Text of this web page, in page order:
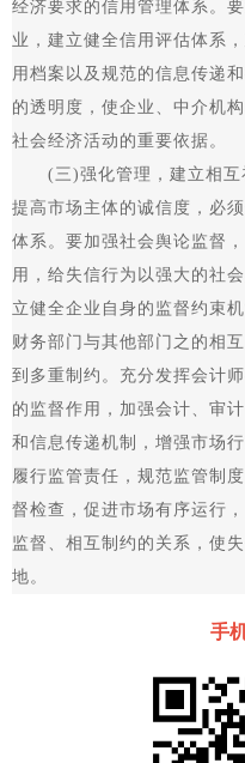
经济要求的信用管理体系。
业，建立健全信用评估体系
用档案以及规范的信息传递
的透明度，使企业、中介机
社会经济活动的重要依据。
(三)强化管理，建立相互
提高市场主体的诚信度，必
体系。要加强社会舆论监督
用，给失信行为以强大的社
立健全企业自身的监督约束
财务部门与其他部门之的相
到多重制约。充分发挥会计
的监督作用，加强会计、审
和信息传递机制，增强市场
履行监管责任，规范监管制
督检查，促进市场有序运行
监督、相互制约的关系，使
地。
手